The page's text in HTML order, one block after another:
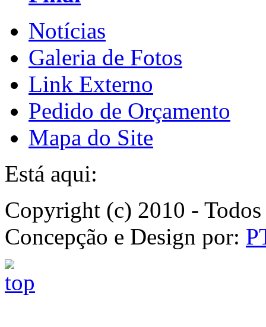
Notícias
Galeria de Fotos
Link Externo
Pedido de Orçamento
Mapa do Site
Está aqui:
Copyright (c) 2010 -
Concepção e Design por: